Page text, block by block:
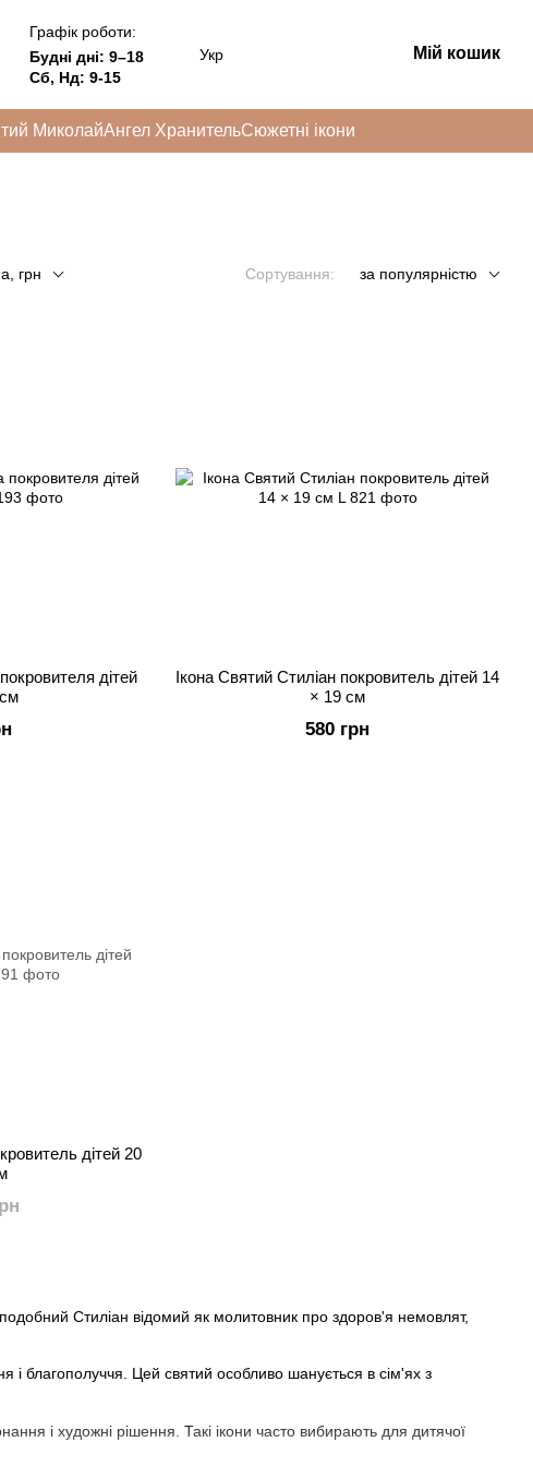
Графік роботи:
Будні дні: 9–18
Сб, Нд: 9-15
Укр Мій кошик
МиколайАнгел ХранительСюжетні ікони
грн Сортування: за популярністю
Стиліан відомий як молитовник про здоров'я немовлят,
і благополуччя. Цей святий особливо шанується в сім'ях з
і художні рішення. Такі ікони часто вибирають для дитячої
дітей
Ікона Святий Стиліан покровитель дітей 14
× 19 см
580 грн
дітей 20